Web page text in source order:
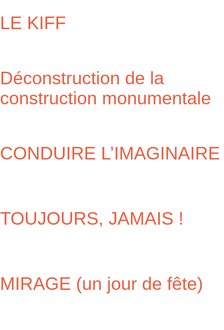
LE KIFF
Déconstruction de la
construction monumentale
CONDUIRE L’IMAGINAIRE
TOUJOURS, JAMAIS !
MIRAGE (un jour de fête)